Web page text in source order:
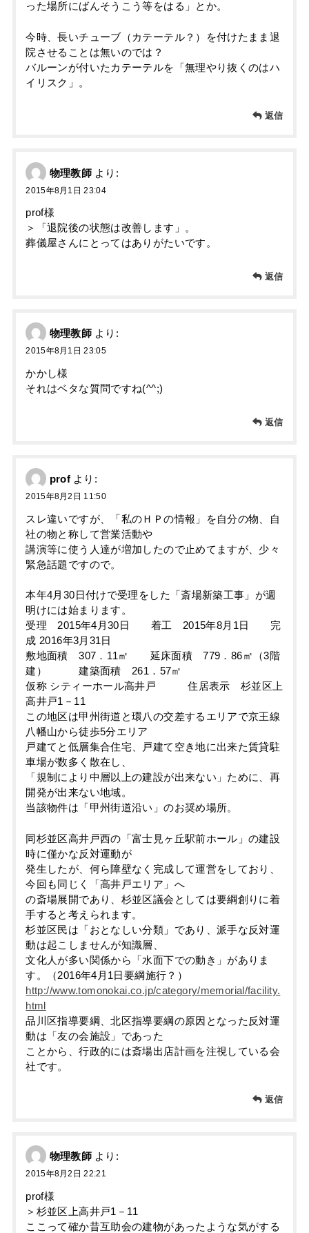
った場所にばんそうこう等をはる」とか。
今時、長いチューブ（カテーテル？）を付けたまま退
院させることは無いのでは？
バルーンが付いたカテーテルを「無理やり抜くのはハ
イリスク」。
返信
物理教師 より:
2015年8月1日 23:04
prof様
＞「退院後の状態は改善します」。
葬儀屋さんにとってはありがたいです。
返信
物理教師 より:
2015年8月1日 23:05
かかし様
それはベタな質問ですね(^^;)
返信
prof より:
2015年8月2日 11:50
スレ違いですが、「私のＨＰの情報」を自分の物、自
社の物と称して営業活動や
講演等に使う人達が増加したので止めてますが、少々
緊急話題ですので。
本年4月30日付けで受理をした「斎場新築工事」が週
明けには始まります。
受理 2015年4月30日 着工 2015年8月1日 完
成 2016年3月31日
敷地面積 307．11㎡ 延床面積 779．86㎡（3階
建） 建築面積 261．57㎡
仮称 シティーホール高井戸 住居表示 杉並区上
高井戸1－11
この地区は甲州街道と環八の交差するエリアで京王線
八幡山から徒歩5分エリア
戸建てと低層集合住宅、戸建て空き地に出来た賃貸駐
車場が数多く散在し、
「規制により中層以上の建設が出来ない」ために、再
開発が出来ない地域。
当該物件は「甲州街道沿い」のお奨め場所。
同杉並区高井戸西の「富士見ヶ丘駅前ホール」の建設
時に僅かな反対運動が
発生したが、何ら障壁なく完成して運営をしており、
今回も同じく「高井戸エリア」へ
の斎場展開であり、杉並区議会としては要綱創りに着
手すると考えられます。
杉並区民は「おとなしい分類」であり、派手な反対運
動は起こしませんが知識層、
文化人が多い関係から「水面下での動き」がありま
す。（2016年4月1日要綱施行？）
http://www.tomonokai.co.jp/category/memorial/facility.
html
品川区指導要綱、北区指導要綱の原因となった反対運
動は「友の会施設」であった
ことから、行政的には斎場出店計画を注視している会
社です。
返信
物理教師 より:
2015年8月2日 22:21
prof様
＞杉並区上高井戸1－11
ここって確か昔互助会の建物があったような気がする